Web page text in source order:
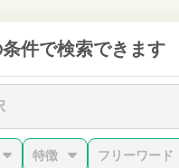
件で検索できます
特徴 フリーワード